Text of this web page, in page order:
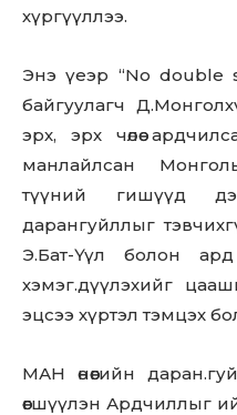
хүргүүллээ.
Энэ үеэр “No double
байгуулагч
эрх, эрх чөлөө
манлайлсан
түүний гишүүд
дарангуйллыг
Э.Бат-Үүл болон
хэмэг.дүүлэхийг
эцсээ хүртэл тэмцэх
МАН өнөөгийн
өөгшүүлэн Ардчиллыг